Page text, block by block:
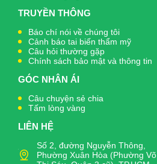
TRUYỀN THÔNG
Báo chí nói về chúng tôi
Cảnh báo tai biến thẩm mỹ
Câu hỏi thường gặp
Chính sách bảo mật và thông tin
GÓC NHÂN ÁI
Câu chuyện sẻ chia
Tấm lòng vàng
LIÊN HỆ
Số 2, đường Nguyễn Thông,
Phường Xuân Hòa (Phường Võ